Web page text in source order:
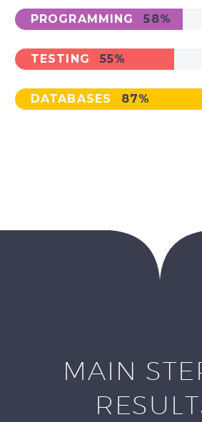
PROGRAMMING 58%
TESTING 55%
DATABASES 87%
MAIN